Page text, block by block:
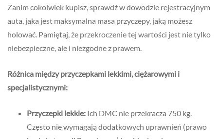
Zanim cokolwiek kupisz, sprawdź w dowodzie rejestracyjnym
auta, jaka jest maksymalna masa przyczepy, jaką możesz
holować. Pamiętaj, że przekroczenie tej wartości jest nie tylko
niebezpieczne, ale i niezgodne z prawem.
Różnica między przyczepkami lekkimi, ciężarowymi i
specjalistycznymi:
Przyczepki lekkie: Ich DMC nie przekracza 750 kg.
Często nie wymagają dodatkowych uprawnień (prawo